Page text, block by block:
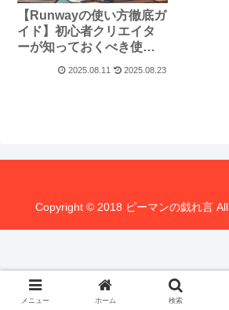
【Runwayの使い方徹底ガ
イド】初心者クリエイタ
ーが知っておくべき使い
2025.08.11 2025.08.23
Copyright © 2018 ピーマンの戯れ言
メニュー ホーム 検索